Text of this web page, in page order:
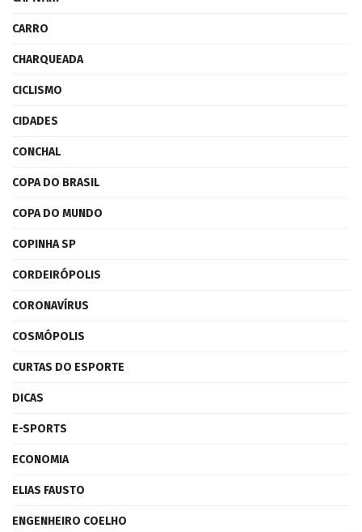
CARRO
CHARQUEADA
CICLISMO
CIDADES
CONCHAL
COPA DO BRASIL
COPA DO MUNDO
COPINHA SP
CORDEIRÓPOLIS
CORONAVÍRUS
COSMÓPOLIS
CURTAS DO ESPORTE
DICAS
E-SPORTS
ECONOMIA
ELIAS FAUSTO
ENGENHEIRO COELHO